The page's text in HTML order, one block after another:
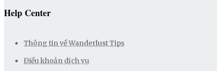
Help Center
Thông tin về Wanderlust Tips
Điều khoản dịch vụ